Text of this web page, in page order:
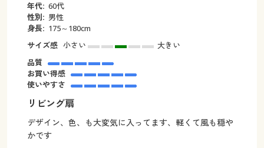
年代: 60代
性別: 男性
身長: 175～180cm
サイズ感 小さい
大きい
品質
お買い得感
使いやすさ
リビング扇
デザイン、色、も大変気に入ってます、軽くて風も穏や
かです